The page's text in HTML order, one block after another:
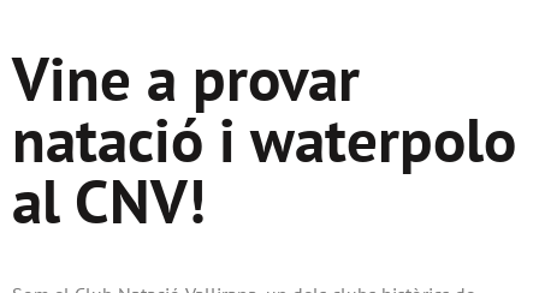
Vine a provar
natació i waterpolo
al CNV!